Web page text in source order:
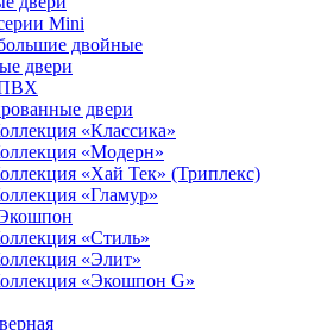
Mini
двойные
двери
двери
«Классика»
«Модерн»
«Хай Тек» (Триплекс)
«Гламур»
«Cтиль»
«Элит»
«Экошпон G»